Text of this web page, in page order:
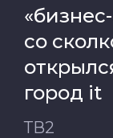
со
город it
ТВ2